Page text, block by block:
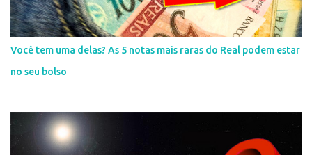
Você tem uma delas? As 5 notas mais raras do Real podem estar
no seu bolso